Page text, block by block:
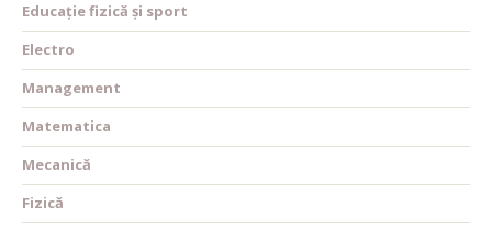
Educație fizică și sport
Electro
Management
Matematica
Mecanică
Fizică